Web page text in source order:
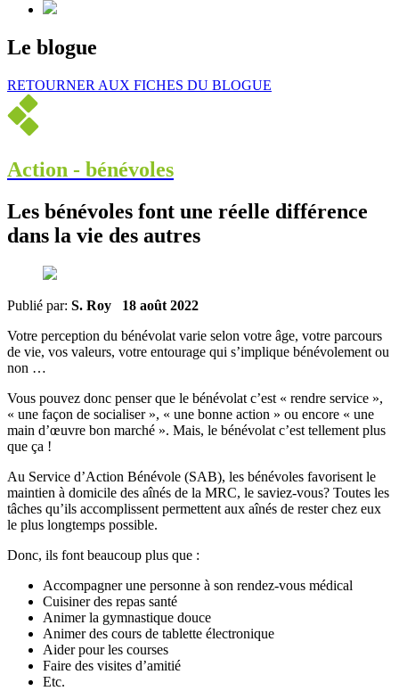
Le blogue
RETOURNER AUX FICHES DU BLOGUE
Action - bénévoles
Les bénévoles font une réelle différence
dans la vie des autres
Publié par: S. Roy
18 août 2022
Votre perception du bénévolat varie selon votre âge, votre parcours
de vie, vos valeurs, votre entourage qui s’implique bénévolement ou
non …
Vous pouvez donc penser que le bénévolat c’est « rendre service »,
« une façon de socialiser », « une bonne action » ou encore « une
main d’œuvre bon marché ». Mais, le bénévolat c’est tellement plus
que ça !
Au Service d’Action Bénévole (SAB), les bénévoles favorisent le
maintien à domicile des aînés de la MRC, le saviez-vous? Toutes les
tâches qu’ils accomplissent permettent aux aînés de rester chez eux
le plus longtemps possible.
Donc, ils font beaucoup plus que :
Accompagner une personne à son rendez-vous médical
Cuisiner des repas santé
Animer la gymnastique douce
Animer des cours de tablette électronique
Aider pour les courses
Faire des visites d’amitié
Etc.